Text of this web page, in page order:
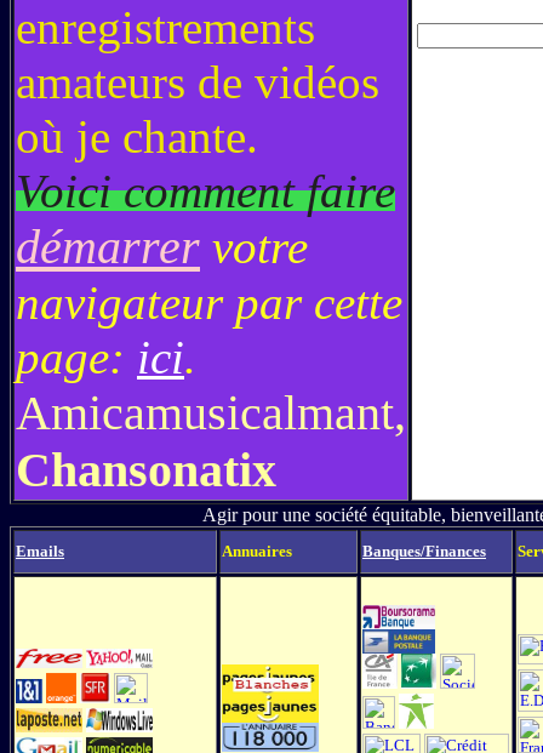
enregistrements
amateurs de vidéos
où je chante.
Voici comment faire
démarrer votre
navigateur par cette
page: ici.
Amicamusicalmant,
Chansonatix
Agir pour une société équitable,
Emails Annuaires Banques/Finances